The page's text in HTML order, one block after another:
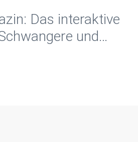
Das interaktive
und
als Wegweiser in